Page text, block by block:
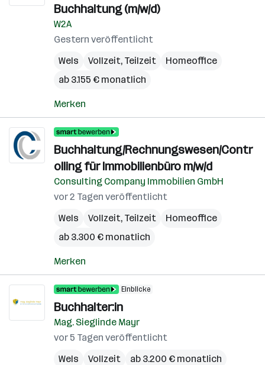
Buchhaltung (m/w/d)
W2A
Gestern veröffentlicht
Wels
Vollzeit, Teilzeit
Homeoffice
ab 3.155 € monatlich
Merken
Buchhaltung/Rechnungswesen/Contr
olling für Immobilienbüro m/w/d
Consulting Company Immobilien GmbH
vor 2 Tagen veröffentlicht
Wels
Vollzeit, Teilzeit
Homeoffice
ab 3.300 € monatlich
Merken
Einblicke
Buchhalter:in
Mag. Sieglinde Mayr
vor 5 Tagen veröffentlicht
Wels
Vollzeit ab 3.200 € monatlich